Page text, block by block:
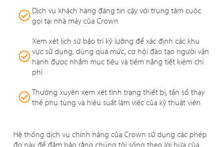
Dịch vụ khách hàng đáng tin cậy với trung tâm cuộc
gọi tại nhà máy của Crown
Xem xét lịch sử bảo trì kỹ lưỡng để xác định các khu
vực sử dụng, dùng quá mức, cơ hội đào tạo người vận
hành được nhắm mục tiêu và tiềm năng tiết kiệm chi
phí
Thường xuyên xem xét tình trạng thiết bị, tần số thay
thế phụ tùng và hiệu suất làm việc của kỹ thuật viên
Hệ thống dịch vụ chính hãng của Crown sử dụng các phép
đo này để đảm bảo rằng chúng tôi sống theo lời hứa của